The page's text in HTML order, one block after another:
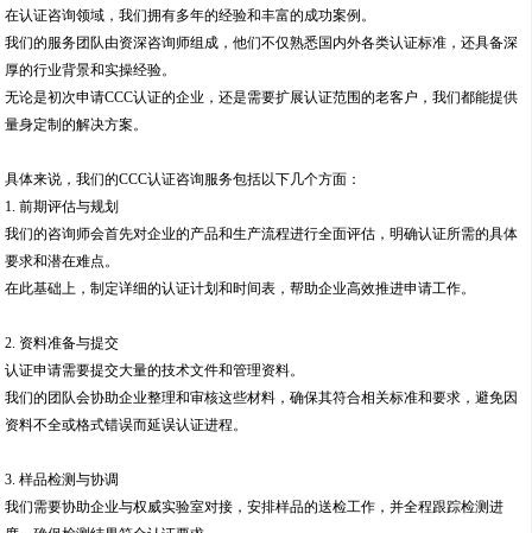
在认证咨询领域，我们拥有多年的经验和丰富的成功案例。
我们的服务团队由资深咨询师组成，他们不仅熟悉国内外各类认证标准，还具备深
厚的行业背景和实操经验。
无论是初次申请CCC认证的企业，还是需要扩展认证范围的老客户，我们都能提供
量身定制的解决方案。
具体来说，我们的CCC认证咨询服务包括以下几个方面：
1. 前期评估与规划
我们的咨询师会首先对企业的产品和生产流程进行全面评估，明确认证所需的具体
要求和潜在难点。
在此基础上，制定详细的认证计划和时间表，帮助企业高效推进申请工作。
2. 资料准备与提交
认证申请需要提交大量的技术文件和管理资料。
我们的团队会协助企业整理和审核这些材料，确保其符合相关标准和要求，避免因
资料不全或格式错误而延误认证进程。
3. 样品检测与协调
我们需要协助企业与权威实验室对接，安排样品的送检工作，并全程跟踪检测进